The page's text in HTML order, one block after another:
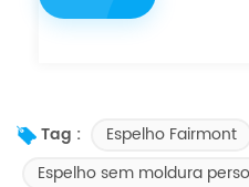
Tag :
Espelho Fairmont
Espelho sem moldura